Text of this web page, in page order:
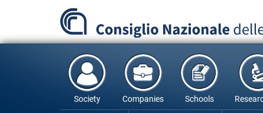
content
Society Companies Schools